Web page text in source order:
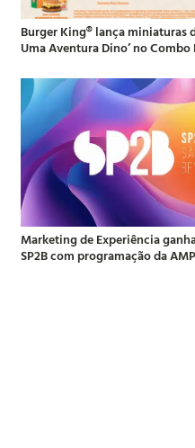
Burger King® lança miniaturas
Uma Aventura Dino’ no
Marketing de Experiência
SP2B com programação da